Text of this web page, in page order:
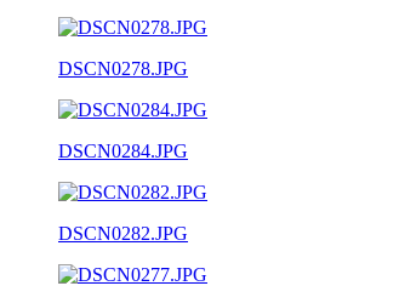
DSCN0278.JPG
DSCN0284.JPG
DSCN0282.JPG